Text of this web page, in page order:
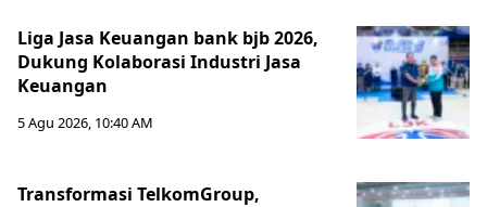
Liga Jasa Keuangan bank bjb 2026,
Dukung Kolaborasi Industri Jasa
Keuangan
5 Agu 2026, 10:40 AM
Transformasi TelkomGroup,